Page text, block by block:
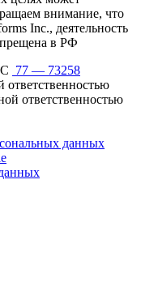
внимание, что
Inc., деятельность
в РФ
77 — 73258
ответственностью
данных